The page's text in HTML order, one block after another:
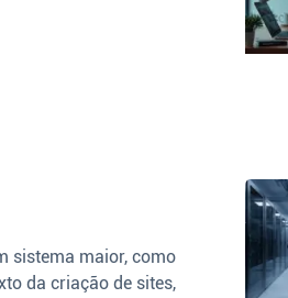
sistema maior, como
da criação de sites,